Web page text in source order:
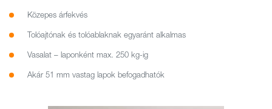
Közepes árfekvés
Tolóajtónak és tolóablaknak egyaránt alkalmas
Vasalat – laponként max. 250 kg-ig
Akár 51 mm vastag lapok befogadhatók